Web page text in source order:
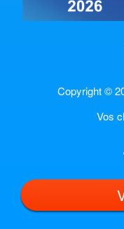
Copyright ©
Vos